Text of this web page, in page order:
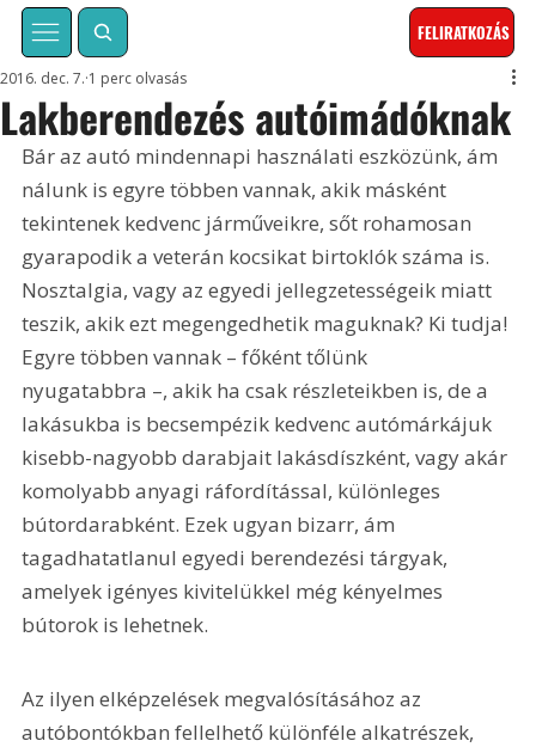
FELIRATKOZÁS
Lakberendezés autóimádóknak
2016. dec. 7. 1 perc olvasás
Bár az autó mindennapi használati eszközünk, ám
nálunk is egyre többen vannak, akik másként
tekintenek kedvenc járműveikre, sőt rohamosan
gyarapodik a veterán kocsikat birtoklók száma is.
Nosztalgia, vagy az egyedi jellegzetességeik miatt
teszik, akik ezt megengedhetik maguknak? Ki tudja!
Egyre többen vannak – főként tőlünk
nyugatabbra –, akik ha csak részleteikben is, de a
lakásukba is becsempézik kedvenc autómárkájuk
kisebb-nagyobb darabjait lakásdíszként, vagy akár
komolyabb anyagi ráfordítással, különleges
bútordarabként. Ezek ugyan bizarr, ám
tagadhatatlanul egyedi berendezési tárgyak,
amelyek igényes kivitelükkel még kényelmes
bútorok is lehetnek.
Az ilyen elképzelések megvalósításához az
autóbontókban fellelhető különféle alkatrészek,